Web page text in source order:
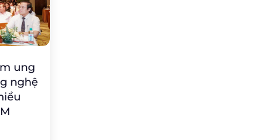
ung
nghệ